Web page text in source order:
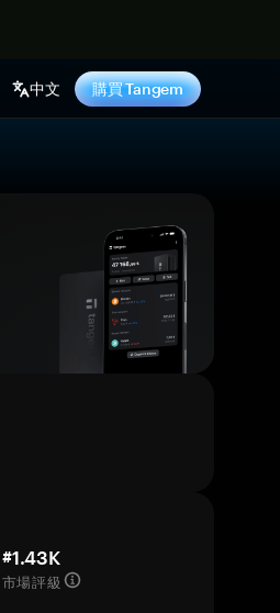
中文 購買 Tangem
#1.43K
市場評級